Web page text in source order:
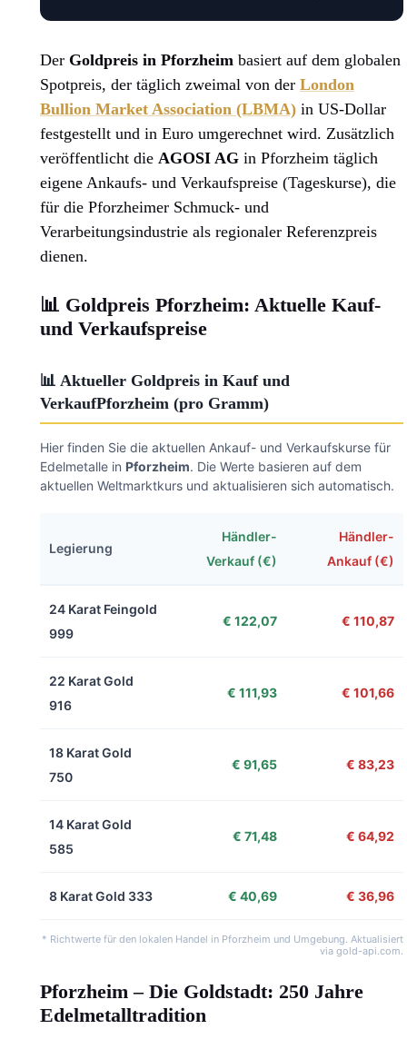
Der Goldpreis in Pforzheim basiert auf dem globalen
Spotpreis, der täglich zweimal von der London
Bullion Market Association (LBMA) in US-Dollar
festgestellt und in Euro umgerechnet wird. Zusätzlich
veröffentlicht die AGOSI AG in Pforzheim täglich
eigene Ankaufs- und Verkaufspreise (Tageskurse), die
für die Pforzheimer Schmuck- und
Verarbeitungsindustrie als regionaler Referenzpreis
dienen.
📊 Goldpreis Pforzheim: Aktuelle Kauf-
und Verkaufspreise
📊 Aktueller Goldpreis in Kauf und
VerkaufPforzheim (pro Gramm)
Hier finden Sie die aktuellen Ankauf- und Verkaufskurse für
Edelmetalle in Pforzheim. Die Werte basieren auf dem
aktuellen Weltmarktkurs und aktualisieren sich automatisch.
Legierung
Händler-
Verkauf (€)
Händler-
Ankauf (€)
24 Karat Feingold
999
€ 122,07 € 110,87
22 Karat Gold
916
€ 111,93 € 101,66
18 Karat Gold
750
€ 91,65 € 83,23
14 Karat Gold
585
€ 71,48 € 64,92
8 Karat Gold 333 € 40,69 € 36,96
* Richtwerte für den lokalen Handel in Pforzheim und Umgebung. Aktualisiert
via gold-api.com.
Pforzheim – Die Goldstadt: 250 Jahre
Edelmetalltradition